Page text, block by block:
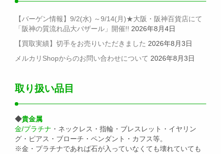
【バーゲン情報】9/2(水) ～9/14(月)★大阪・阪神百貨店にて
「阪神の質流れ品大バザール」開催!! 2026年8月4日
【買取実績】切手をお売りいただきました 2026年8月3日
メルカリShopからのお問い合わせについて 2026年8月3日
取り扱い品目
◆貴金属
金/プラチナ ・ネックレス・指輪・ブレスレット・イヤリン
グ・ピアス・ブローチ・ペンダント・カフス等。
※金・プラチナであれば石が入っていなくても壊れていても